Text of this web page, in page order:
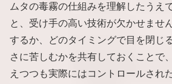
ムタの毒霧の仕組みを理解したうえ
と、受け手の高い技術が欠かせませ
するか、どのタイミングで目を閉じ
さに苦しむかを共有しておくことで
えつつも実際にはコントロールされ